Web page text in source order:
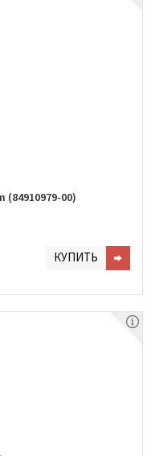
(84910979-00)
КУПИТЬ